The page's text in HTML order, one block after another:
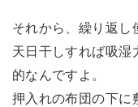
それから、繰り返し
天日干しすれば吸湿
的なんですよ。
押入れの布団の下に